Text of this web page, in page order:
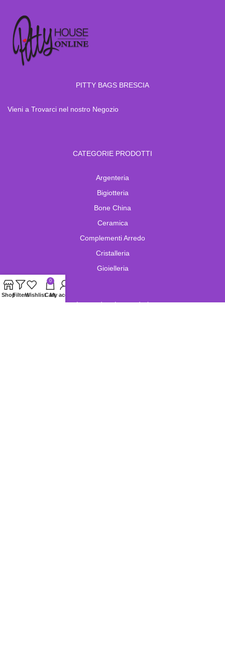
PITTY BAGS BRESCIA
Vieni a Trovarci nel nostro Negozio
CATEGORIE PRODOTTI
Argenteria
Bigiotteria
Bone China
Ceramica
Complementi Arredo
Cristalleria
Gioielleria
Lampade e Lampadari
ShopFiltersWishlist
0
CartMy account